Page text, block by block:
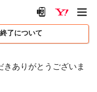
了について
ありがとうございま